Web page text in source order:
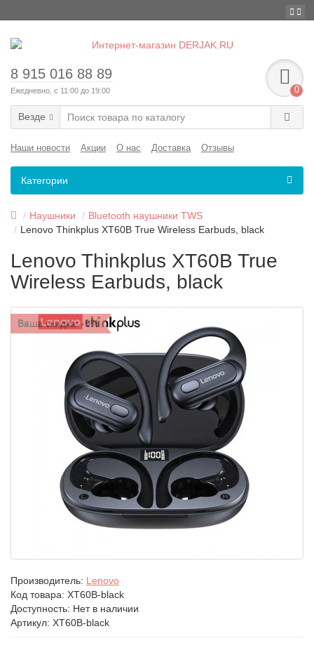
8 915 016 88 89
Ежедневно, с 11:00 до 19:00 0
Везде
Наши новости Акции О нас Доставка Отзывы
Категории
Наушники
Bluetooth наушники TWS
Lenovo Thinkplus XT60B True Wireless Earbuds, black
Lenovo Thinkplus XT60B True
Wireless Earbuds, black
Ваша скидка: -9%
Производитель: Lenovo
Код товара: XT60B-black
Доступность: Нет в наличии
Артикул: XT60B-black